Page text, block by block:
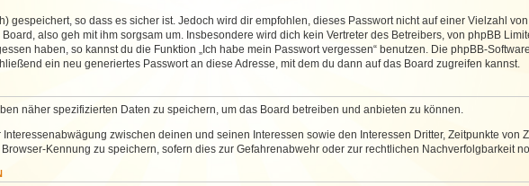
gespeichert, so dass es sicher ist. Jedoch wird dir empfohlen, dieses Passwort nicht auf einer Vielzahl
also geh mit ihm sorgsam um. Insbesondere wird dich kein Vertreter des Betreibers, von phpBB
haben, so kannst du die Funktion „Ich habe mein Passwort vergessen“ benutzen. Die phpBB-
ein neu generiertes Passwort an diese Adresse, mit dem du dann auf das Board zugreifen kannst.
näher spezifizierten Daten zu speichern, um das Board betreiben und anbieten zu können.
zwischen deinen und seinen Interessen sowie den Interessen Dritter, Zeitpunkte von
Kennung zu speichern, sofern dies zur Gefahrenabwehr oder zur rechtlichen Nachverfolgbarkeit